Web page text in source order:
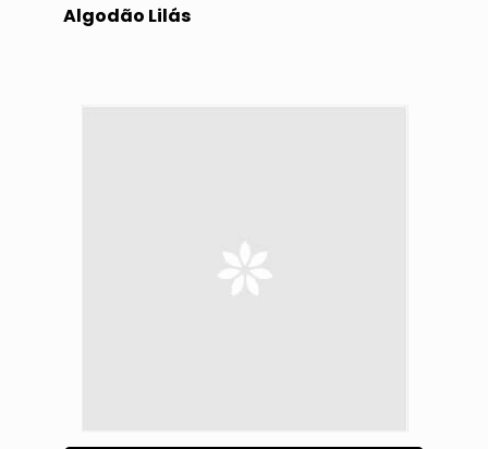
Algodão Lilás